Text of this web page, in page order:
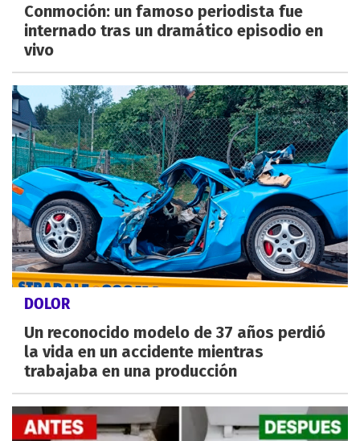
Conmoción: un famoso periodista fue
internado tras un dramático episodio en
vivo
DOLOR
Un reconocido modelo de 37 años perdió
la vida en un accidente mientras
trabajaba en una producción